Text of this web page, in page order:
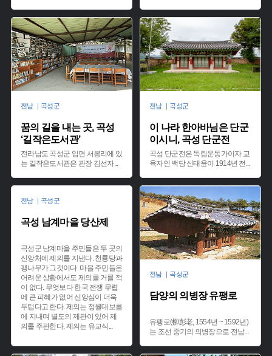
전남 ｜곡성군
꿈의 길을 내는 곳, 곡성
‘길작은도서관’
전라남도 곡성군 입면 서봉리에 있
는 길작은도서관은 관장 김선자...
전남 ｜곡성군
이 나라 한아바님은 단군
이시니, 곡성 단군전
곡성 단군전은 독립운동가이자 교
육자인 백당 신태윤이 1914년 전 ...
전남 ｜곡성군
곡성 남계마을 당산제
곡성군 남계마을 주민들은 두 곳의
신앙처에 제의를 지낸다. 천룡당과
팽나무가 그것이다. 마을 주민들은
어려운 상황에서도 제의를 거를 적
이 없다. 무엇보다 한국 전쟁 무렵
에 큰 피혜가 없어 신앙심이 더욱
두텁다고 한다. 제의는 정월대보름
에 지내며 별도의 제관이 있어 제
의를 주관한다. 제의는 유교식 ...
전남 ｜곡성군
담양의 의병장 유팽로
유팽로(柳彭老, 1554년 ~ 1592년)
는 조선 중기의 의병장으로 전남...